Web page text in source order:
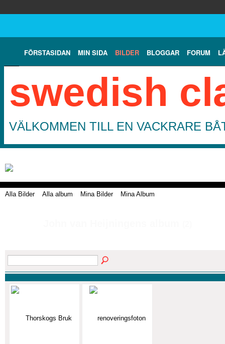
FÖRSTASIDAN MIN SIDA BILDER BLOGGAR FORUM
swedish
VÄLKOMMEN TILL EN VACKRARE
Alla Bilder Alla album Mina Bilder Mina Album